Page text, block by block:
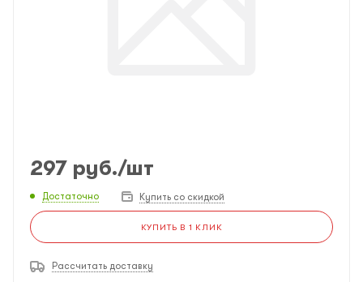
297 руб./шт
Достаточно Купить со скидкой
КУПИТЬ В 1 КЛИК
Рассчитать доставку